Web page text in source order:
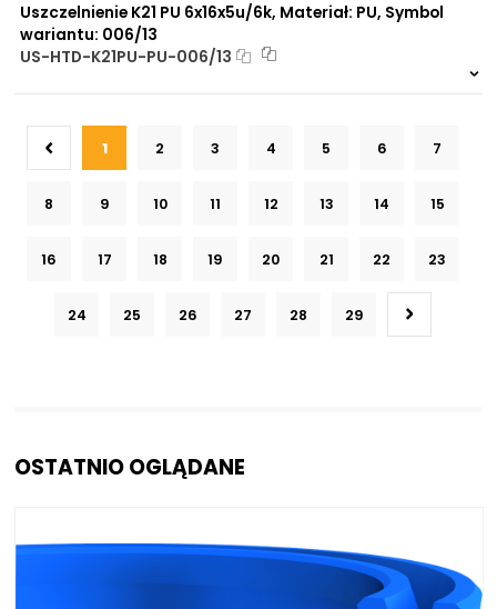
Uszczelnienie K21 PU 6x16x5u/6k, Materiał: PU, Symbol
wariantu: 006/13
US-HTD-K21PU-PU-006/13
1 2 3 4 5 6 7
8 9 10 11 12 13 14 15
16 17 18 19 20 21 22 23
24 25 26 27 28 29
OSTATNIO OGLĄDANE